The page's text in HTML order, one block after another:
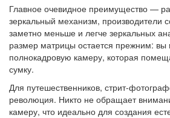
Главное очевидное преимущество —
зеркальный механизм, производители
заметно меньше и легче зеркальных
размер матрицы остается прежним: вы
полнокадровую камеру, которая
сумку.
Для путешественников, стрит-
революция. Никто не обращает
камеру, что идеально для создания